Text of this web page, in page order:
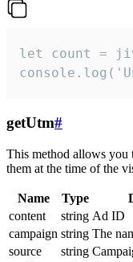
let count =
getUtm#
This method allows you
them at the time of the
Name Type
content
string Ad ID
campaign string The
source
string